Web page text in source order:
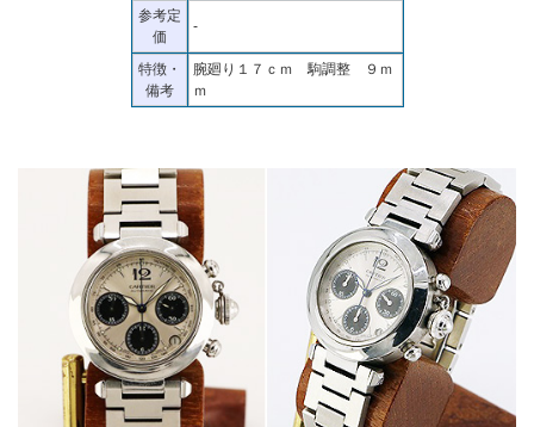
参考定
価
-
特徴・
備考
腕廻り１７ｃｍ 駒調整 ９ｍ
ｍ